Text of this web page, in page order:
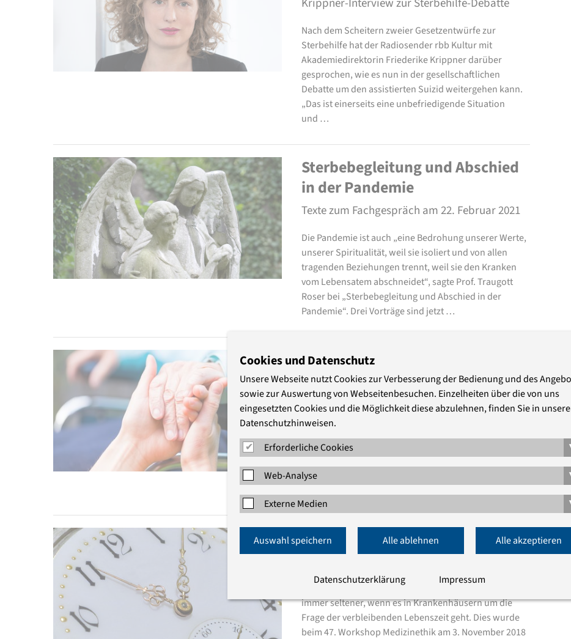
Krippner-Interview zur Sterbehilfe-Debatte
Nach dem Scheitern zweier Gesetzentwürfe zur
Sterbehilfe hat der Radiosender rbb Kultur mit
Akademiedirektorin Friederike Krippner darüber
gesprochen, wie es nun in der gesellschaftlichen
Debatte um den assistierten Suizid weitergehen kann.
„Das ist einerseits eine unbefriedigende Situation
und …
Sterbebegleitung und Abschied
in der Pandemie
Texte zum Fachgespräch am 22. Februar 2021
Die Pandemie ist auch „eine Bedrohung unserer Werte,
unserer Spiritualität, weil sie isoliert und von allen
tragenden Beziehungen trennt, weil sie den Kranken
vom Lebensatem abschneidet“, sagte Prof. Traugott
Roser bei „Sterbebegleitung und Abschied in der
Pandemie“. Drei Vorträge sind jetzt …
„Verhungern und Verdursten am
Lebensende?“
Verschoben aufgrund der aktuellen
Gesundheitslage
Die Tagung "Verhungern und Verdursten am
Lebensende?", die in den Räumen des St.-Josefs-
Krankenhauses stattfinden sollte, wird aufgrund der
aktuellen Gesundheitslage verschoben.
„Wie lange habe ich noch?“
Ausweichen, Notlügen und Verdrängen - das alles wird
immer seltener, wenn es in Krankenhäusern um die
Frage der verbleibenden Lebenszeit geht. Dies wurde
beim 47. Workshop Medizinethik am 3. November 2018
Cookies und Datenschutz
Unsere Webseite nutzt Cookies zur Verbesserung der Bedienung und des
sowie zur Auswertung von Webseitenbesuchen. Einzelheiten über die von uns
eingesetzten Cookies und die Möglichkeit diese abzulehnen, finden Sie in
Datenschutzhinweisen.
Erforderliche Cookies
Web-Analyse
Externe Medien
Auswahl speichern Alle ablehnen Alle akzeptieren
Datenschutzerklärung Impressum